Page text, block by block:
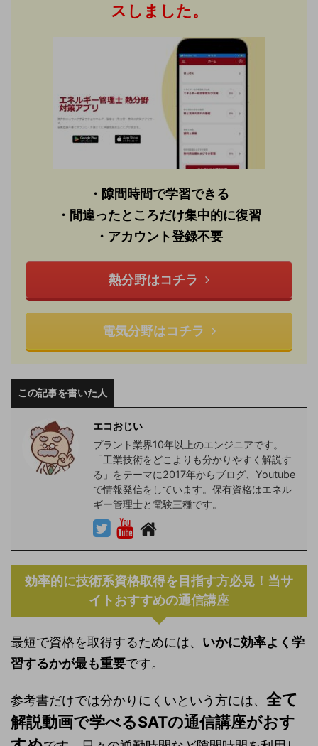
合、それぞれに働く磁力は次の式で計
スしました。
・隙間時間で学習できる
・間違ったところだけ集中的に復習
・アカウント登録不要
熱分野はコチラ
電気分野はコチラ
この記事を書いた人
エコおじい
プラント業界10年以上のエンジニアです。
「工業技術をどこよりも分かりやすく解説す
る」をテーマに2017年からブログ、Youtube
で情報発信をしています。保有資格はエネル
ギー管理士と電験三種です。
効率的に技術系資格取得を目指す方必見！当サ
イトおすすめの通信講座
最短で資格を取得するためには、 いかに効率よく学
習するかが最も重要です。
参考書だけでは分かりにくいという方には、 全て
解説動画で学べるSATの通信講座がおす